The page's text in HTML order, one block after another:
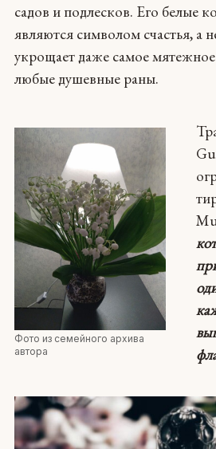
садов и подлесков. Его белые
являются символом счастья, а
укрощает даже самое мятежное
любые душевные раны.
Фото из семейного архива
автора